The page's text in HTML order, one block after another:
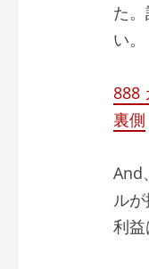
た
い。
888
裏側
And
ル
利益